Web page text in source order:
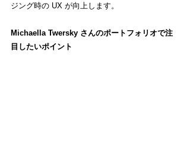
ジング時の UX が向上します。
Michaella Twersky さんのポートフォリオで注
目したいポイント